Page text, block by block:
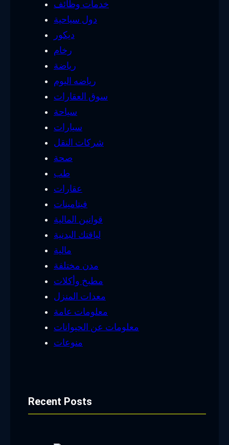
خدمات وظائف
دول سياحية
ديكور
رخام
رياضة
رياضه اليوم
سوق العقارات
سياحة
سيارات
شركات النقل
صحة
طب
عقارات
فيتامينات
قوانين المالية
لياقتك البدنية
مالية
مدن مختلفة
مطبخ وأكلات
معدات المنزل
معلومات عامة
معلومات عن الحيوانات
منوعات
Recent Posts